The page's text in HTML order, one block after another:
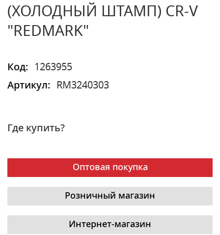
(ХОЛОДНЫЙ ШТАМП) CR-V
"REDMARK"
Код:
1263955
Артикул:
RM3240303
Где купить?
Оптовая покупка
Розничный магазин
Интернет-магазин